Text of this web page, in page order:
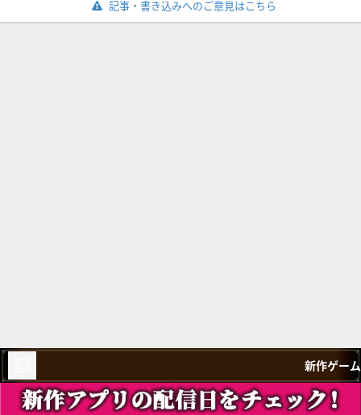
記事・書き込みへのご意見はこちら
新作ゲーム